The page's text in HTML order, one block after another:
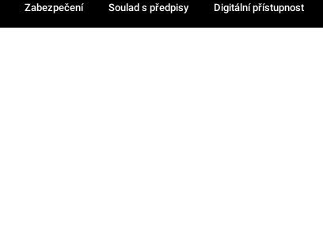
Zabezpečení Soulad s předpisy Digitální přístupnost